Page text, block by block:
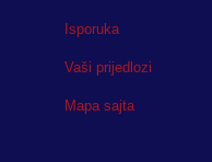
Isporuka
Vaši prijedlozi
Mapa sajta